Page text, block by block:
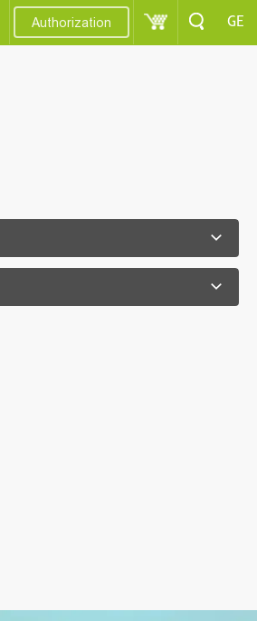
Authorization GE